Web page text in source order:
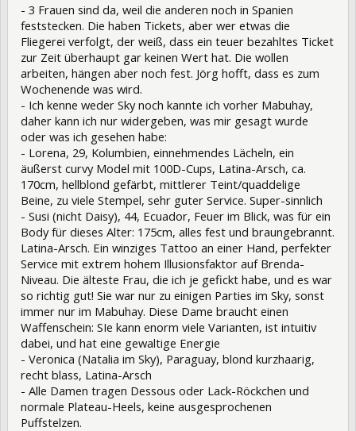
- 3 Frauen sind da, weil die anderen noch in Spanien
feststecken. Die haben Tickets, aber wer etwas die
Fliegerei verfolgt, der weiß, dass ein teuer bezahltes Ticket
zur Zeit überhaupt gar keinen Wert hat. Die wollen
arbeiten, hängen aber noch fest. Jörg hofft, dass es zum
Wochenende was wird.
- Ich kenne weder Sky noch kannte ich vorher Mabuhay,
daher kann ich nur widergeben, was mir gesagt wurde
oder was ich gesehen habe:
- Lorena, 29, Kolumbien, einnehmendes Lächeln, ein
äußerst curvy Model mit 100D-Cups, Latina-Arsch, ca.
170cm, hellblond gefärbt, mittlerer Teint/quaddelige
Beine, zu viele Stempel, sehr guter Service. Super-sinnlich
- Susi (nicht Daisy), 44, Ecuador, Feuer im Blick, was für ein
Body für dieses Alter: 175cm, alles fest und braungebrannt.
Latina-Arsch. Ein winziges Tattoo an einer Hand, perfekter
Service mit extrem hohem Illusionsfaktor auf Brenda-
Niveau. Die älteste Frau, die ich je gefickt habe, und es war
so richtig gut! Sie war nur zu einigen Parties im Sky, sonst
immer nur im Mabuhay. Diese Dame braucht einen
Waffenschein: SIe kann enorm viele Varianten, ist intuitiv
dabei, und hat eine gewaltige Energie
- Veronica (Natalia im Sky), Paraguay, blond kurzhaarig,
recht blass, Latina-Arsch
- Alle Damen tragen Dessous oder Lack-Röckchen und
normale Plateau-Heels, keine ausgesprochenen
Puffstelzen.